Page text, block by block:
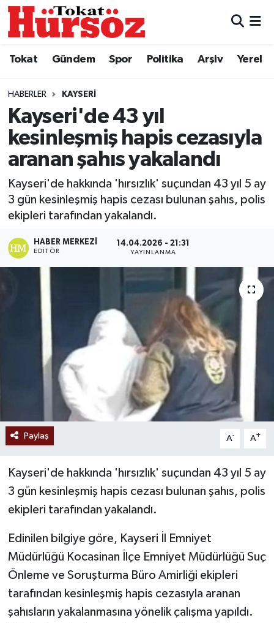
Tokat Gündem Spor Politika Arşiv Yerel
HABERLER KAYSERI
Kayseri'de 43 yıl
kesinleşmiş hapis cezasıyla
aranan şahıs yakalandı
Kayseri'de hakkında 'hırsızlık' suçundan 43 yıl 5 ay
3 gün kesinleşmiş hapis cezası bulunan şahıs, polis
ekipleri tarafından yakalandı.
HABER MERKEZI
EDITÖR
14.04.2026 - 21:31
YAYINLANMA
Paylaş A- A+
Kayseri'de hakkında 'hırsızlık' suçundan 43 yıl 5 ay
3 gün kesinleşmiş hapis cezası bulunan şahıs, polis
ekipleri tarafından yakalandı.
Edinilen bilgiye göre, Kayseri İl Emniyet
Müdürlüğü Kocasinan İlçe Emniyet Müdürlüğü Suç
Önleme ve Soruşturma Büro Amirliği ekipleri
tarafından kesinleşmiş hapis cezasıyla aranan
şahısların yakalanmasına yönelik çalışma yapıldı.
Türkiye Gündemi
Gündem
Asayiş
Politika
Eğitim
Sağlık
Tokat Haber
Hava Durumu
Tokat Namaz Vakitleri
Trafik Durumu
Süper Lig Puan Durumu ve Fikstür
Tüm Manşetler
Haber Arşivi